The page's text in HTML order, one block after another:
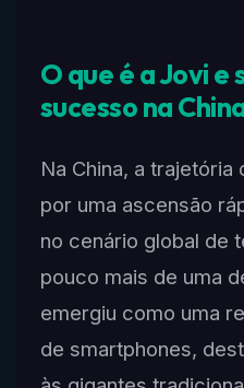
O que é a Jovi
sucesso na
Na China, a trajetória
por uma ascensão
no cenário global de
pouco mais de uma
emergiu como uma
de smartphones,